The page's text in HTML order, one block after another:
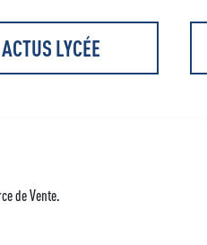
ACTUS LYCÉE
de Vente.